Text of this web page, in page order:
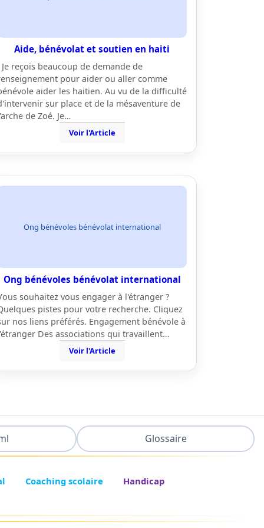
Aide, bénévolat et soutien en haiti
Je reçois beaucoup de demande de
pour aider ou aller comme
aider les haitien. Au vu de la difficulté
sur place et de la mésaventure de
de Zoé. Je…
Voir l'Article
Ong bénévoles bénévolat international
Ong bénévoles bénévolat international
souhaitez vous engager à l'étranger ?
pistes pour votre recherche. Cliquez
nos liens préférés. Engagement bénévole à
Des associations qui travaillent…
Voir l'Article
Glossaire
Coaching scolaire
Handicap